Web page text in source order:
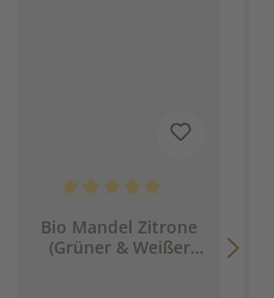
Bio Mandel Zitrone
(Grüner & Weißer